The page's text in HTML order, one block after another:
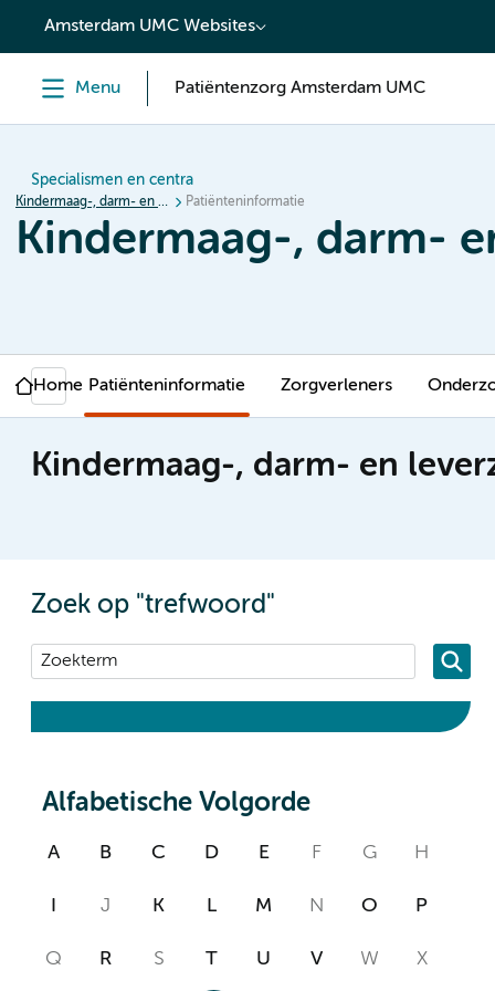
content
Amsterdam UMC Websites
Menu Patiëntenzorg Amsterdam UMC
Specialismen en centra
Kindermaag-, darm- en leverziekten (MDL) Patiënteninformatie
Kindermaag-, darm-
Home Patiënteninformatie Zorgverleners
Kindermaag-, darm- en
Zoek op "trefwoord"
Alfabetische Volgorde
A B C D E F G H
J K L M N O P
Q R S T U V W X